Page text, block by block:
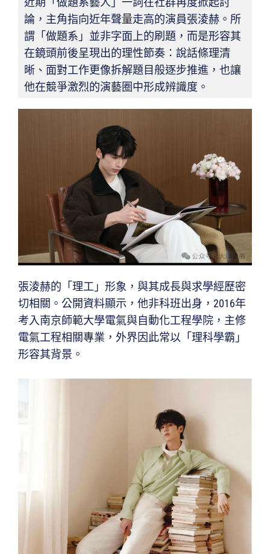
論，主角指向近年聲量走高的演員張淩赫。所
謂「做題系」並非字面上的刷題，而是形容其
在鏡頭前後呈現出的理性節奏：說話條理清
晰、面對工作更像拆解題目般逐步推進，也讓
他在競爭激烈的演藝圈中形成辨識度。
張淩赫的「理工」形象，與其成長與求學經歷密
切相關。公開資料顯示，他非科班出身，2016年
考入南京師範大學電氣與自動化工程學院，主修
電氣工程相關專業，外界因此常以「理科學霸」
形容其背景。